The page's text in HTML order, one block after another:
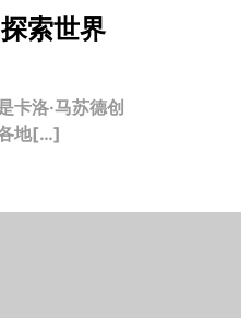
索世界
卡洛·马苏德创
地[…]